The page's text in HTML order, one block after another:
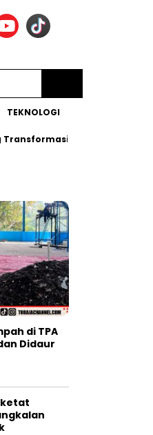
TEKNOLOGI
Posyandu Era Baru
di TPA
Didaur